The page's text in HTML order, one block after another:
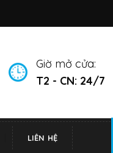
Giờ mở cửa:
T2 - CN: 24/7
LIÊN HỆ